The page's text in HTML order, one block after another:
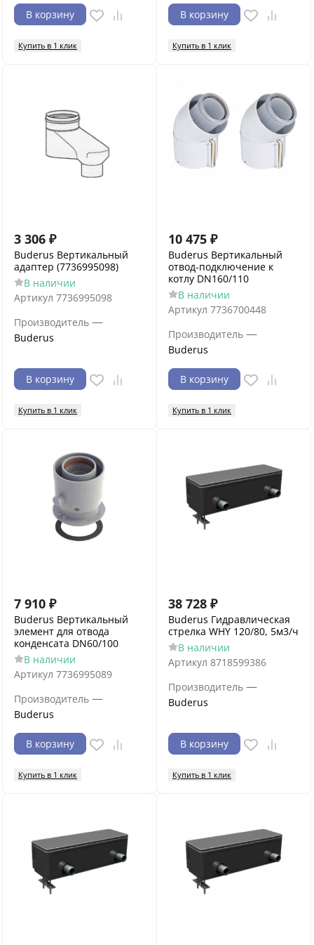
В корзину
Купить в 1 клик
В корзину
Купить в 1 клик
3 306 ₽
Buderus Вертикальный
адаптер (7736995098)
В наличии
Артикул 7736995098
Производитель —
Buderus
В корзину
Купить в 1 клик
10 475 ₽
Buderus Вертикальный
отвод-подключение к
котлу DN160/110
В наличии
Артикул 7736700448
Производитель —
Buderus
В корзину
Купить в 1 клик
7 910 ₽
Buderus Вертикальный
элемент для отвода
конденсата DN60/100
В наличии
Артикул 7736995089
Производитель —
Buderus
В корзину
Купить в 1 клик
38 728 ₽
Buderus Гидравлическая
стрелка WHY 120/80, 5м3/ч
В наличии
Артикул 8718599386
Производитель —
Buderus
В корзину
Купить в 1 клик